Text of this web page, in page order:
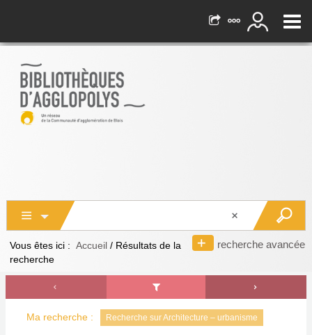
recherche avancée
Vous êtes ici : Accueil / Résultats de la
recherche
Ma recherche : Recherche sur Architecture – urbanisme